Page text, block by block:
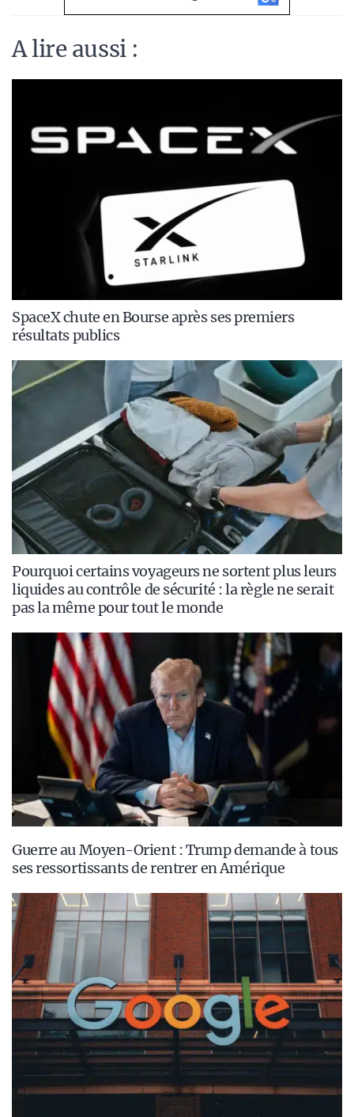
A lire aussi :
SpaceX chute en Bourse après ses premiers
résultats publics
Pourquoi certains voyageurs ne sortent plus leurs
liquides au contrôle de sécurité : la règle ne serait
pas la même pour tout le monde
Guerre au Moyen-Orient : Trump demande à tous
ses ressortissants de rentrer en Amérique